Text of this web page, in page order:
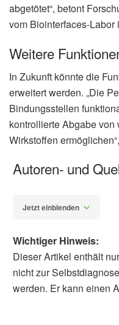
abgetötet“, betont
vom Biointerfaces-Labor
Weitere
In Zukunft könnte die
erweitert werden. „Die
Bindungsstellen
kontrollierte Abgabe
Wirkstoffen
Autoren- und
Jetzt einblenden
Wichtiger Hinweis:
Dieser Artikel enthält
nicht zur
werden. Er kann einen